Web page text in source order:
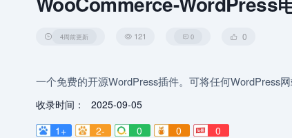
4周前更新 121 0 0
一个免费的开源WordPress插件。可将任何WordPress
收录时间：
2025-09-05
1+
2- 0 0 0